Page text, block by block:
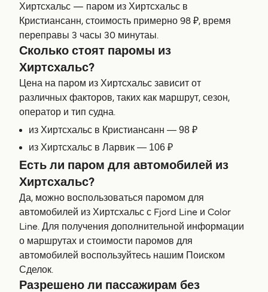
Хиртсхальс — паром из Хиртсхальс в
Кристиансанн, стоимость примерно 98 ₽, время
переправы 3 часы 30 минутаы.
Сколько стоят паромы из
Хиртсхальс?
Цена на паром из Хиртсхальс зависит от
различных факторов, таких как маршрут, сезон,
оператор и тип судна.
из Хиртсхальс в Кристиансанн — 98 ₽
из Хиртсхальс в Ларвик — 106 ₽
Есть ли паром для автомобилей из
Хиртсхальс?
Да, можно воспользоваться паромом для
автомобилей из Хиртсхальс с Fjord Line и Color
Line. Для получения дополнительной информации
о маршрутах и стоимости паромов для
автомобилей воспользуйтесь нашим Поиском
Сделок.
Разрешено ли пассажирам без